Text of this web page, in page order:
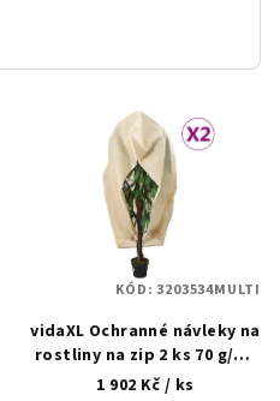
vidaXL Ochranné návleky na
rostliny na zip 2 ks 70 g/m²
3,93 x 3,5 m
1 902 Kč / ks
KÓD:3203534MULTI